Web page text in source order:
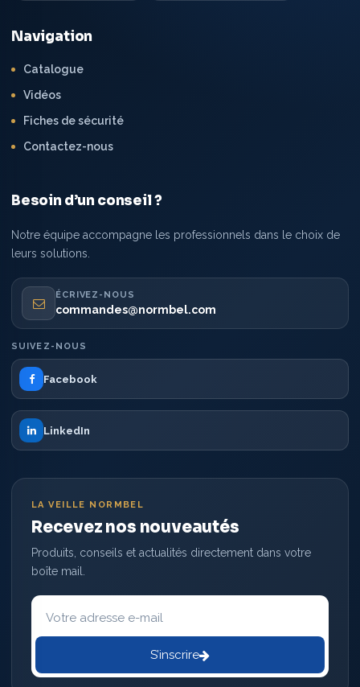
Navigation
Catalogue
Vidéos
Fiches de sécurité
Contactez-nous
Besoin d’un conseil ?
Notre équipe accompagne les professionnels dans le choix de
leurs solutions.
ÉCRIVEZ-NOUS
commandes@normbel.com
SUIVEZ-NOUS
Facebook
LinkedIn
LA VEILLE NORMBEL
Recevez nos nouveautés
Produits, conseils et actualités directement dans votre
boîte mail.
Votre
adresse
mail
S’inscrire